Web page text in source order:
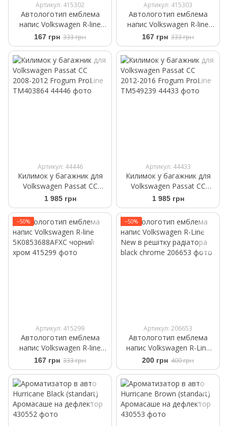
Артикул: 415302
Автологотип емблема
напис Volkswagen R-line
чорний матовий
167 грн 333 грн
Артикул: 415303
Автологотип емблема
напис Volkswagen R-line
Black в решітку радіатора
167 грн 333 грн
Артикул: 44446
Килимок у багажник для
Volkswagen Passat CC
2008-2012 Frogum ProLine
TM403864
1 985 грн
Артикул: 44433
Килимок у багажник для
Volkswagen Passat CC
2012-2016 Frogum ProLine
TM549239
1 985 грн
−50%
Артикул: 415299
Автологотип емблема
напис Volkswagen R-line
5K0853688AFXC чорний
хром
167 грн 333 грн
−50%
Артикул: 206653
Автологотип емблема
напис Volkswagen R-Line
New в решітку радіатора
black chrome
200 грн 400 грн